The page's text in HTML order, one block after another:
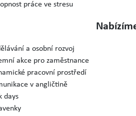
práce ve stresu
a osobní rozvoj
akce pro zaměstnance
pracovní prostředí
v angličtině
days